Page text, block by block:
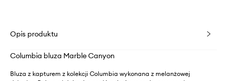
Opis produktu
Columbia bluza Marble Canyon
Bluza z kapturem z kolekcji Columbia wykonana z melanżowej